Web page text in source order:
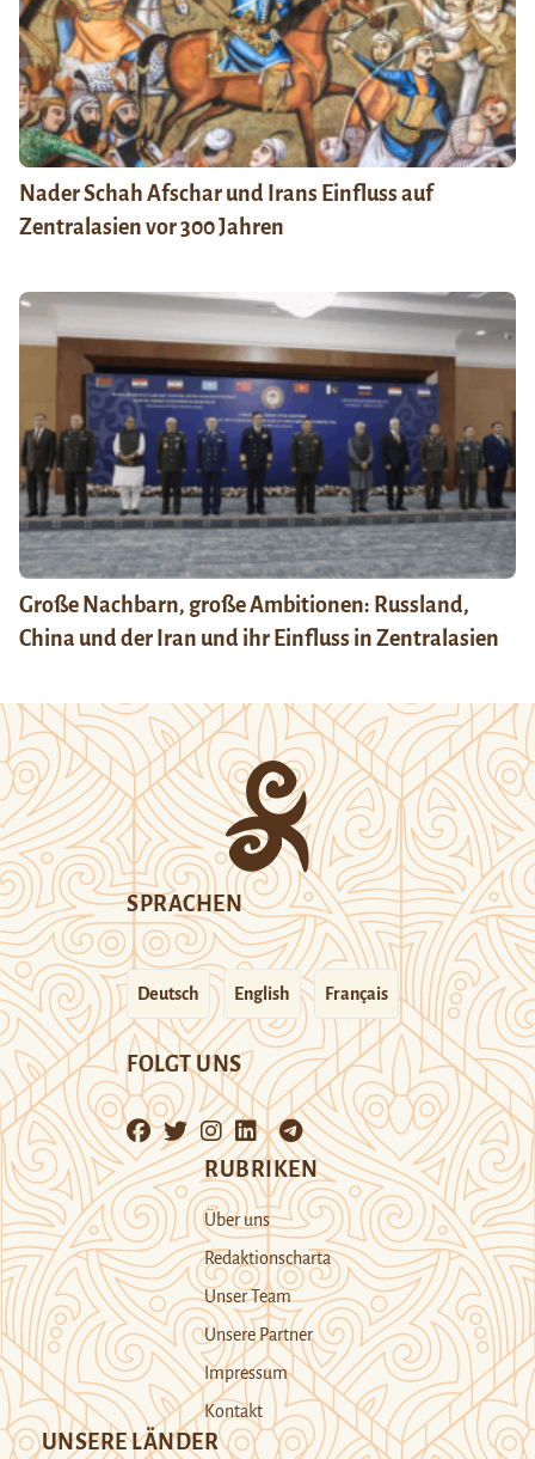
Nader Schah Afschar und Irans Einfluss auf
Zentralasien vor 300 Jahren
Große Nachbarn, große Ambitionen: Russland,
China und der Iran und ihr Einfluss in Zentralasien
SPRACHEN
Deutsch English Français
FOLGT UNS
RUBRIKEN
Über uns
Redaktionscharta
Unser Team
Unsere Partner
Impressum
Kontakt
UNSERE LÄNDER